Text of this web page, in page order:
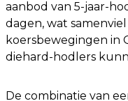
aanbod van 5-jaar-
dagen, wat
koersbewegingen in
diehard-hodlers
De combinatie van